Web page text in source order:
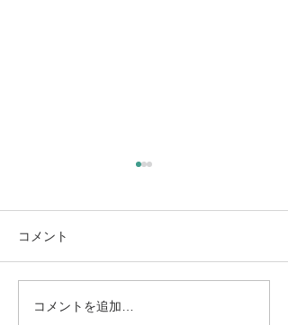
8/30（日）傑作の森 Vol.6
コメント
コメントを追加…